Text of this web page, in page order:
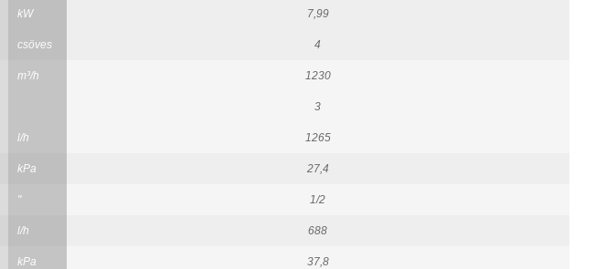
kW 7,99
csöves 4
m³/h 1230
3
l/h 1265
kPa 27,4
" 1/2
l/h 688
kPa 37,8